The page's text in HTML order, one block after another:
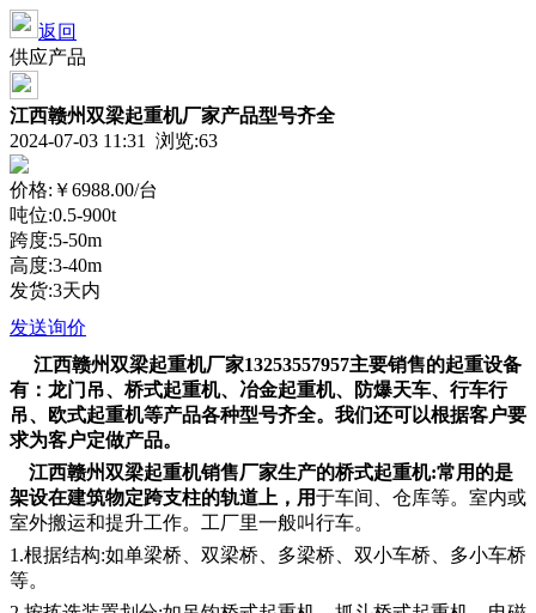
返回
供应产品
江西赣州双梁起重机厂家产品型号齐全
2024-07-03 11:31 浏览:63
价格: ￥6988.00/台
吨位:0.5-900t
跨度:5-50m
高度:3-40m
发货:3天内
发送询价
江西赣州双梁起重机厂家13253557957主要销售的起重设备
有：龙门吊、桥式起重机、冶金起重机、防爆天车、行车行
吊、欧式起重机等产品各种型号齐全。我们还可以根据客户要
求为客户定做产品。
江西赣州双梁起重机销售厂家生产的桥式起重机:常用的是
架设在建筑物定跨支柱的轨道上，用于车间、仓库等。室内或
室外搬运和提升工作。工厂里一般叫行车。
1.根据结构:如单梁桥、双梁桥、多梁桥、双小车桥、多小车桥
等。